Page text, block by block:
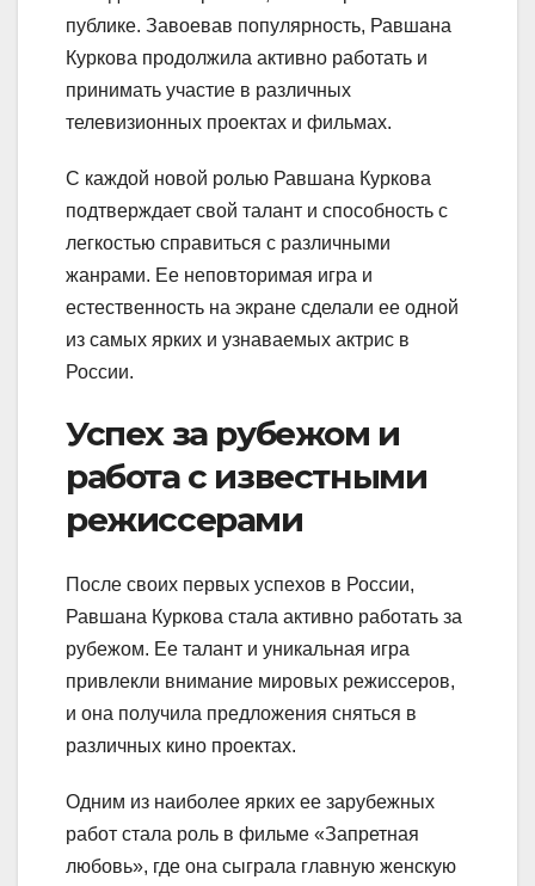
публике. Завоевав популярность, Равшана
Куркова продолжила активно работать и
принимать участие в различных
телевизионных проектах и фильмах.
С каждой новой ролью Равшана Куркова
подтверждает свой талант и способность с
легкостью справиться с различными
жанрами. Ее неповторимая игра и
естественность на экране сделали ее одной
из самых ярких и узнаваемых актрис в
России.
Успех за рубежом и
работа с известными
режиссерами
После своих первых успехов в России,
Равшана Куркова стала активно работать за
рубежом. Ее талант и уникальная игра
привлекли внимание мировых режиссеров,
и она получила предложения сняться в
различных кино проектах.
Одним из наиболее ярких ее зарубежных
работ стала роль в фильме «Запретная
любовь», где она сыграла главную женскую